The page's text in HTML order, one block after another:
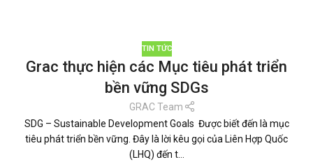
TIN TỨC
Grac thực hiện các Mục tiêu phát triển
bền vững SDGs
GRAC Team
SDG – Sustainable Development Goals Được biết đến là mục
tiêu phát triển bền vững. Đây là lời kêu gọi của Liên Hợp Quốc
(LHQ) đến t...